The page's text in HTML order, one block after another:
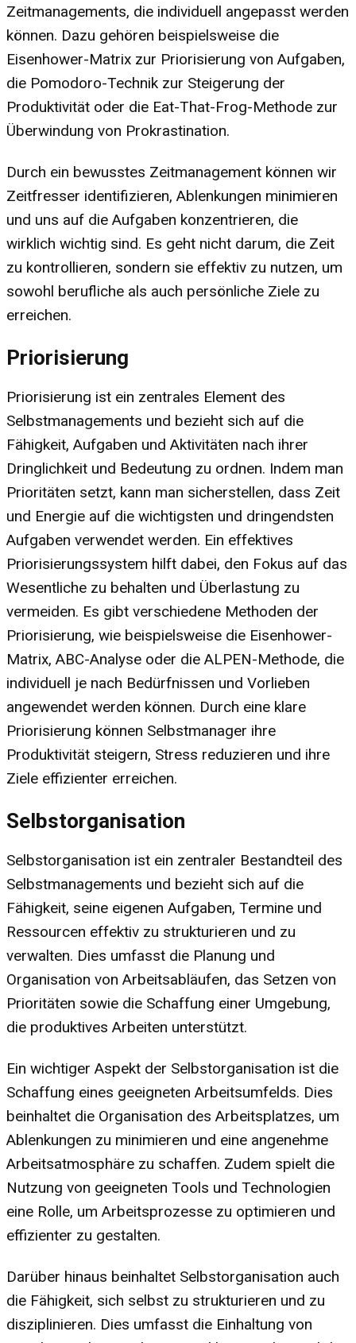
Zeitmanagements, die individuell angepasst werden
können. Dazu gehören beispielsweise die
Eisenhower-Matrix zur Priorisierung von Aufgaben,
die Pomodoro-Technik zur Steigerung der
Produktivität oder die Eat-That-Frog-Methode zur
Überwindung von Prokrastination.
Durch ein bewusstes Zeitmanagement können wir
Zeitfresser identifizieren, Ablenkungen minimieren
und uns auf die Aufgaben konzentrieren, die
wirklich wichtig sind. Es geht nicht darum, die Zeit
zu kontrollieren, sondern sie effektiv zu nutzen, um
sowohl berufliche als auch persönliche Ziele zu
erreichen.
Priorisierung
Priorisierung ist ein zentrales Element des
Selbstmanagements und bezieht sich auf die
Fähigkeit, Aufgaben und Aktivitäten nach ihrer
Dringlichkeit und Bedeutung zu ordnen. Indem man
Prioritäten setzt, kann man sicherstellen, dass Zeit
und Energie auf die wichtigsten und dringendsten
Aufgaben verwendet werden. Ein effektives
Priorisierungssystem hilft dabei, den Fokus auf das
Wesentliche zu behalten und Überlastung zu
vermeiden. Es gibt verschiedene Methoden der
Priorisierung, wie beispielsweise die Eisenhower-
Matrix, ABC-Analyse oder die ALPEN-Methode, die
individuell je nach Bedürfnissen und Vorlieben
angewendet werden können. Durch eine klare
Priorisierung können Selbstmanager ihre
Produktivität steigern, Stress reduzieren und ihre
Ziele effizienter erreichen.
Selbstorganisation
Selbstorganisation ist ein zentraler Bestandteil des
Selbstmanagements und bezieht sich auf die
Fähigkeit, seine eigenen Aufgaben, Termine und
Ressourcen effektiv zu strukturieren und zu
verwalten. Dies umfasst die Planung und
Organisation von Arbeitsabläufen, das Setzen von
Prioritäten sowie die Schaffung einer Umgebung,
die produktives Arbeiten unterstützt.
Ein wichtiger Aspekt der Selbstorganisation ist die
Schaffung eines geeigneten Arbeitsumfelds. Dies
beinhaltet die Organisation des Arbeitsplatzes, um
Ablenkungen zu minimieren und eine angenehme
Arbeitsatmosphäre zu schaffen. Zudem spielt die
Nutzung von geeigneten Tools und Technologien
eine Rolle, um Arbeitsprozesse zu optimieren und
effizienter zu gestalten.
Darüber hinaus beinhaltet Selbstorganisation auch
die Fähigkeit, sich selbst zu strukturieren und zu
disziplinieren. Dies umfasst die Einhaltung von